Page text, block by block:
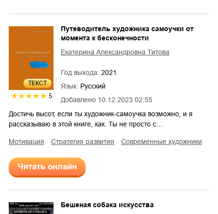
ТЕКСТ
5 Добавлено 10.12.2023 02:55
Путеводитель художника самоучки от
момента к бесконечности
Екатерина Александровна Титова
Год выхода: 2021
Язык: Русский
Достичь высот, если ты художник-самоучка возможно, и я
рассказываю в этой книге, как. Ты не просто с…
мотивация стратегия развития современные художники
Читать онлайн
Бешеная собака искусства